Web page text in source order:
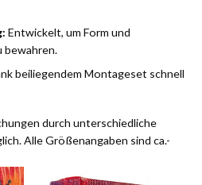
Entwickelt, um Form und
bewahren.
beiliegendem Montageset schnell
durch unterschiedliche
Alle Größenangaben sind ca.-